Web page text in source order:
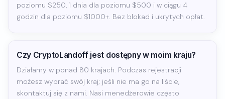
poziomu $250, 1 dnia dla poziomu $500 i w ciągu 4
godzin dla poziomu $1000+. Bez blokad i ukrytych opłat.
Czy CryptoLandoff jest dostępny w moim kraju?
Działamy w ponad 80 krajach. Podczas rejestracji
możesz wybrać swój kraj; jeśli nie ma go na liście,
skontaktuj się z nami. Nasi menedżerowie często